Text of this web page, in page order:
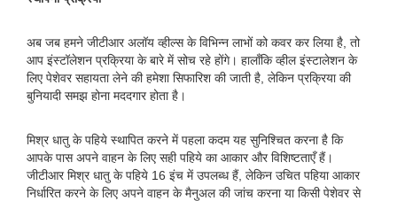
अब जब हमने जीटीआर अलॉय व्हील्स के विभिन्न लाभों को कवर कर लिया है, तो
आप इंस्टॉलेशन प्रक्रिया के बारे में सोच रहे होंगे। हालाँकि व्हील इंस्टालेशन के
लिए पेशेवर सहायता लेने की हमेशा सिफारिश की जाती है, लेकिन प्रक्रिया की
बुनियादी समझ होना मददगार होता है।
मिश्र धातु के पहिये स्थापित करने में पहला कदम यह सुनिश्चित करना है कि
आपके पास अपने वाहन के लिए सही पहिये का आकार और विशिष्टताएँ हैं।
जीटीआर मिश्र धातु के पहिये 16 इंच में उपलब्ध हैं, लेकिन उचित पहिया आकार
निर्धारित करने के लिए अपने वाहन के मैनुअल की जांच करना या किसी पेशेवर से